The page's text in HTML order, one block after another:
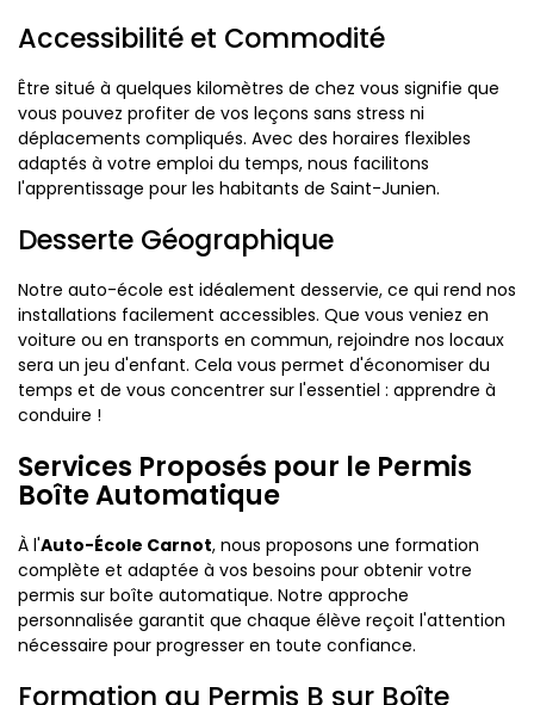
Accessibilité et Commodité
Être situé à quelques kilomètres de chez vous signifie que
vous pouvez profiter de vos leçons sans stress ni
déplacements compliqués. Avec des horaires flexibles
adaptés à votre emploi du temps, nous facilitons
l'apprentissage pour les habitants de Saint-Junien.
Desserte Géographique
Notre auto-école est idéalement desservie, ce qui rend nos
installations facilement accessibles. Que vous veniez en
voiture ou en transports en commun, rejoindre nos locaux
sera un jeu d'enfant. Cela vous permet d'économiser du
temps et de vous concentrer sur l'essentiel : apprendre à
conduire !
Services Proposés pour le Permis
Boîte Automatique
À l'Auto-École Carnot, nous proposons une formation
complète et adaptée à vos besoins pour obtenir votre
permis sur boîte automatique. Notre approche
personnalisée garantit que chaque élève reçoit l'attention
nécessaire pour progresser en toute confiance.
Formation au Permis B sur Boîte